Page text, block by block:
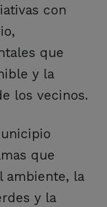
con
que
y la
los vecinos.
que
ambiente, la
y la